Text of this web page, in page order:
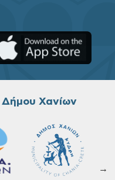
Χανίων
→